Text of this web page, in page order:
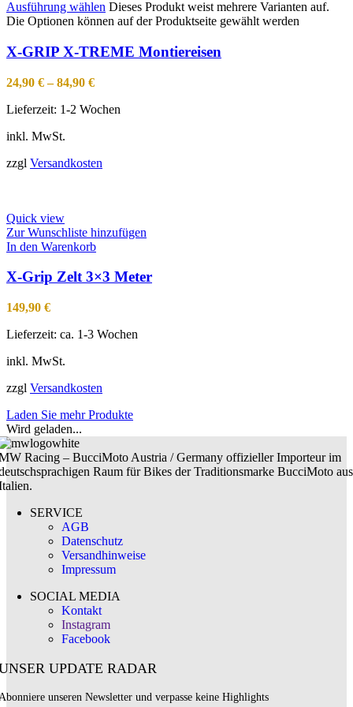
Ausführung wählen Dieses Produkt weist mehrere Varianten auf.
Die Optionen können auf der Produktseite gewählt werden
X-GRIP X-TREME Montiereisen
24,90 €–84,90 €
Lieferzeit: 1-2 Wochen
inkl. MwSt.
zzgl Versandkosten
Quick view
Zur Wunschliste hinzufügen
In den Warenkorb
X-Grip Zelt 3×3 Meter
149,90 €
Lieferzeit: ca. 1-3 Wochen
inkl. MwSt.
zzgl Versandkosten
Laden Sie mehr Produkte
Wird geladen...
Racing – BucciMoto Austria / Germany offizieller Importeur im
Raum für Bikes der Traditionsmarke BucciMoto aus
SERVICE
AGB
Datenschutz
Versandhinweise
Impressum
SOCIAL MEDIA
Kontakt
Instagram
Facebook
UPDATE RADAR
unseren Newsletter und verpasse keine Highlights